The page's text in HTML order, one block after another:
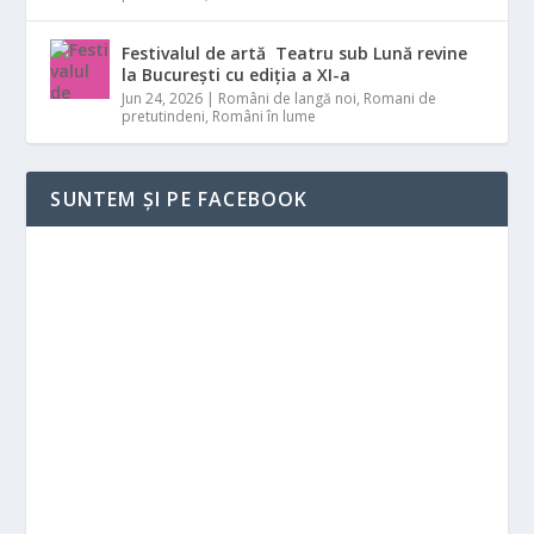
Festivalul de artă Teatru sub Lună revine
la București cu ediția a XI-a
Jun 24, 2026 | Români de langă noi, Romani de
pretutindeni, Români în lume
SUNTEM ȘI PE FACEBOOK